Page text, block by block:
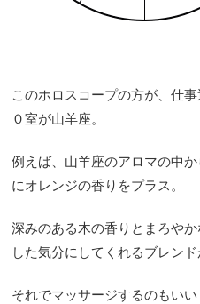
このホロスコープの方が、仕
０室が山羊座。
例えば、山羊座のアロマの中
にオレンジの香りをプラス。
深みのある木の香りとまろや
した気分にしてくれるブレンド
それでマッサージするのもい